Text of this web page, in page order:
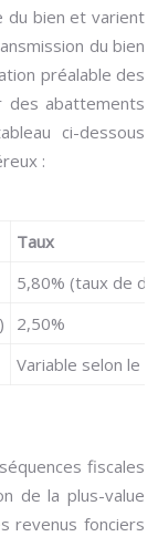
du bien et varient
du bien
préalable des
abattements
ci-dessous
:
Taux
5,80% (taux de
2,50%
Variable selon le
fiscales
de la plus-value
revenus fonciers